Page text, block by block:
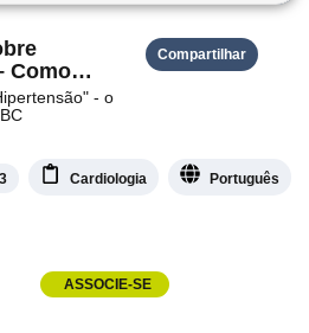
Como
- o
Compartilhar
Cardiologia Português
ASSOCIE-SE